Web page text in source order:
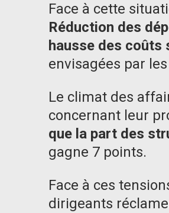
Face à cette
Réduction des
hausse des coûts
envisagées par
Le climat des
concernant leur
que la part des
gagne 7 points.
Face à ces
dirigeants